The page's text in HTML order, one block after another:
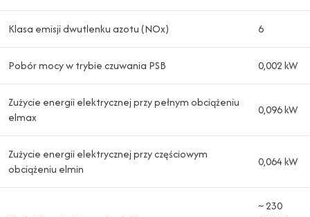
Klasa emisji dwutlenku azotu (NOx) 6
Pobór mocy w trybie czuwania PSB 0,002 kW
Zużycie energii elektrycznej przy pełnym obciążeniu
elmax
0,096 kW
Zużycie energii elektrycznej przy częściowym
obciążeniu elmin
0,064 kW
~ 230